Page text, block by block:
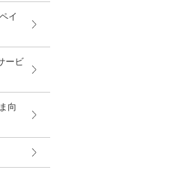
イ
ービ
向